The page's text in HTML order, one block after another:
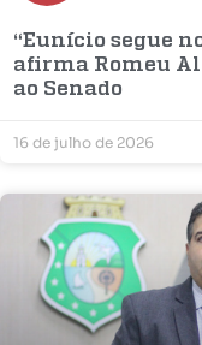
“Eunício segue
afirma Romeu
ao Senado
16 de julho de 2026